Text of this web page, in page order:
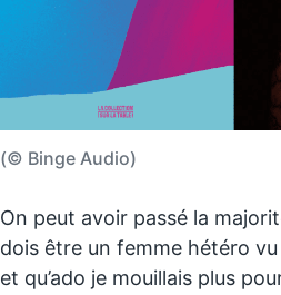
(© Binge Audio)
On peut avoir passé la
dois être un femme hétéro vu
et qu’ado je mouillais plus